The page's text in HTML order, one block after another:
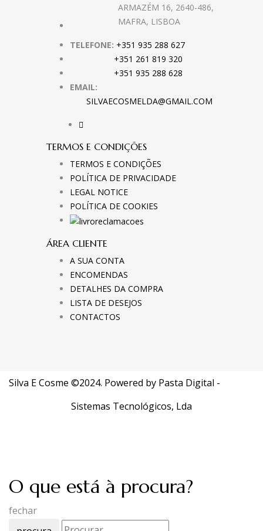
ARMAZÉM 16, 2640-486,
MAFRA, LISBOA
TELEFONE: +351 935 288 627
+351 261 819 320
+351 935 288 628
EMAIL:
SILVAECOSMELDA@GMAIL.COM
TERMOS E CONDIÇÕES
TERMOS E CONDIÇÕES
POLÍTICA DE PRIVACIDADE
LEGAL NOTICE
POLÍTICA DE COOKIES
ÁREA CLIENTE
A SUA CONTA
ENCOMENDAS
DETALHES DA COMPRA
LISTA DE DESEJOS
CONTACTOS
Silva E Cosme ©2024. Powered by Pasta Digital -
Sistemas Tecnológicos, Lda
O que está à procura?
fechar